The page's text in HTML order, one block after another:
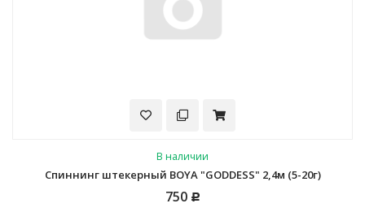
В наличии
Спиннинг штекерный BOYA "GODDESS" 2,4м (5-20г)
750 Р